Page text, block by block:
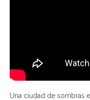
Una ciudad de sombras